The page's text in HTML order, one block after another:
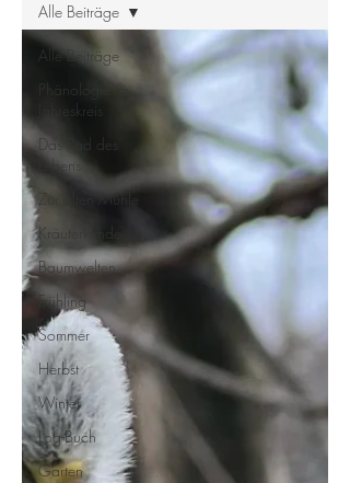
Alle Beiträge
Phänologie im
Jahreskreis
Das Rad des
Lebens
Zur alten Mühle
Kräuterkunde
Baumwelten
Frühling
Sommer
Herbst
Winter
Log-Buch
Garten
Alle Beiträge